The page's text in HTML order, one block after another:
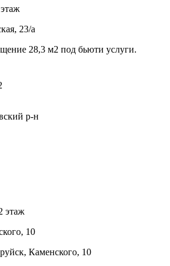
23/а
28,3 м2 под бьюти услуги.
р-н
этаж
10
Каменского, 10